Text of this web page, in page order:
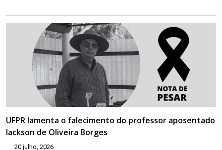
UFPR lamenta o falecimento do professor aposentado
Iackson de Oliveira Borges
20 julho, 2026